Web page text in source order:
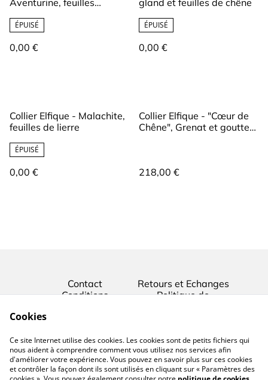
Aventurine, feuilles
ÉPUISÉ
0,00 €
gland et feuilles de chêne
ÉPUISÉ
0,00 €
Collier Elfique - Malachite,
feuilles de lierre
ÉPUISÉ
0,00 €
Collier Elfique - "Cœur de
Chêne", Grenat et gouttes
218,00 €
Contact
Retours et Echanges
Conditions
Conditions générales
Politique de
Politique de cookies
Cookies
Ce site Internet utilise des cookies. Les cookies sont de petits fichiers qui
nous aident à comprendre comment vous utilisez nos services afin
d'améliorer votre expérience. Vous pouvez en savoir plus sur ces cookies
et contrôler la façon dont ils sont utilisés en cliquant sur « Paramètres des